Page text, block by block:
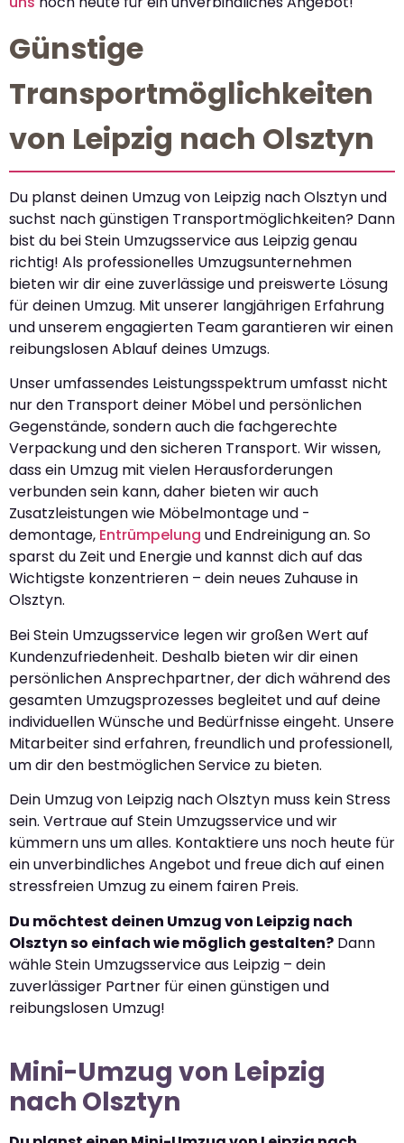
Günstige
Transportmöglichkeiten
von Leipzig nach Olsztyn
Du planst deinen Umzug von Leipzig nach Olsztyn und
suchst nach günstigen Transportmöglichkeiten? Dann
bist du bei Stein Umzugsservice aus Leipzig genau
richtig! Als professionelles Umzugsunternehmen
bieten wir dir eine zuverlässige und preiswerte Lösung
für deinen Umzug. Mit unserer langjährigen Erfahrung
und unserem engagierten Team garantieren wir einen
reibungslosen Ablauf deines Umzugs.
Unser umfassendes Leistungsspektrum umfasst nicht
nur den Transport deiner Möbel und persönlichen
Gegenstände, sondern auch die fachgerechte
Verpackung und den sicheren Transport. Wir wissen,
dass ein Umzug mit vielen Herausforderungen
verbunden sein kann, daher bieten wir auch
Zusatzleistungen wie Möbelmontage und -
demontage, Entrümpelung und Endreinigung an. So
sparst du Zeit und Energie und kannst dich auf das
Wichtigste konzentrieren – dein neues Zuhause in
Olsztyn.
Bei Stein Umzugsservice legen wir großen Wert auf
Kundenzufriedenheit. Deshalb bieten wir dir einen
persönlichen Ansprechpartner, der dich während des
gesamten Umzugsprozesses begleitet und auf deine
individuellen Wünsche und Bedürfnisse eingeht. Unsere
Mitarbeiter sind erfahren, freundlich und professionell,
um dir den bestmöglichen Service zu bieten.
Dein Umzug von Leipzig nach Olsztyn muss kein Stress
sein. Vertraue auf Stein Umzugsservice und wir
kümmern uns um alles. Kontaktiere uns noch heute für
ein unverbindliches Angebot und freue dich auf einen
stressfreien Umzug zu einem fairen Preis.
Du möchtest deinen Umzug von Leipzig nach
Olsztyn so einfach wie möglich gestalten? Dann
wähle Stein Umzugsservice aus Leipzig – dein
zuverlässiger Partner für einen günstigen und
reibungslosen Umzug!
Mini-Umzug von Leipzig
nach Olsztyn